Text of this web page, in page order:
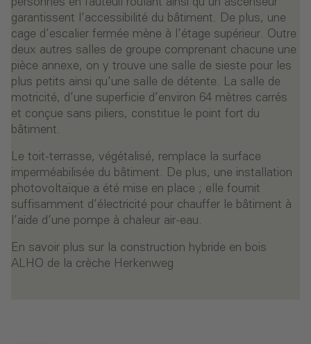
personnes en fauteuil roulant ainsi qu’un ascenseur
garantissent l’accessibilité du bâtiment. De plus, une
cage d’escalier fermée mène à l’étage supérieur. Outre
deux autres salles de groupe comprenant chacune une
pièce annexe, on y trouve une salle de sieste pour les
plus petits ainsi qu’une salle de détente. La salle de
motricité, d’une superficie d’environ 64 mètres carrés
et conçue sans piliers, constitue le point fort du
bâtiment.
Le toit-terrasse, végétalisé, remplace la surface
imperméabilisée du bâtiment. De plus, une installation
photovoltaïque a été mise en place ; elle fournit
suffisamment d’électricité pour chauffer le bâtiment à
l’aide d’une pompe à chaleur air-eau.
En savoir plus sur la construction hybride en bois
ALHO de la crèche Herkenweg